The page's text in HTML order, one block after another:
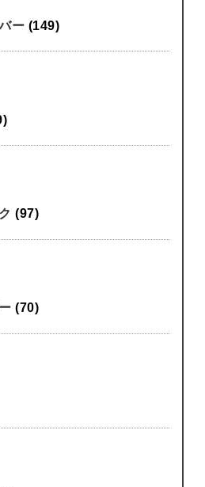
ー (149)
(97)
(70)